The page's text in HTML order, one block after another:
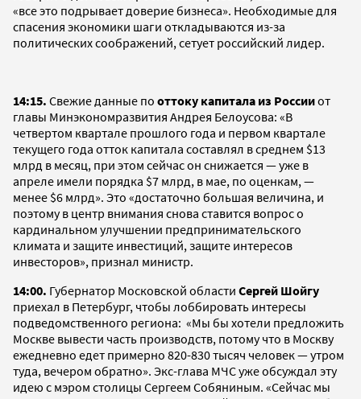
«все это подрывает доверие бизнеса». Необходимые для
спасения экономики шаги откладываются из-за
политических соображений, сетует российский лидер.
14:15. Свежие данные по оттоку капитала из Россииот
главы Минэкономразвития Андрея Белоусова: «В
четвертом квартале прошлого года и первом квартале
текущего года отток капитала составлял в среднем $13
млрд в месяц, при этом сейчас он снижается — уже в
апреле имели порядка $7 млрд, в мае, по оценкам, —
менее $6 млрд». Это «достаточно большая величина, и
поэтому в центр внимания снова ставится вопрос о
кардинальном улучшении предпринимательского
климата и защите инвестиций, защите интересов
инвесторов», признал министр.
14:00. Губернатор Московской области Сергей Шойгу
приехал в Петербург, чтобы лоббировать интересы
подведомственного региона: «Мы бы хотели предложить
Москве вывести часть производств, потому что в Москву
ежедневно едет примерно 820-830 тысяч человек — утром
туда, вечером обратно». Экс-глава МЧС уже обсуждал эту
идею с мэром столицы Сергеем Собяниным. «Сейчас мы